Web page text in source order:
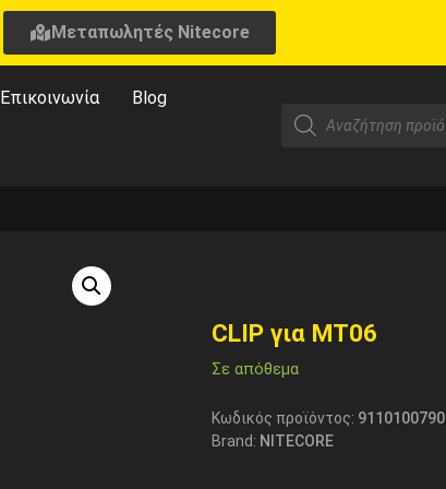
Μεταπωλητές Nitecore
Επικοινωνία Blog
CLIP για MT06
Σε απόθεμα
Κωδικός προϊόντος: 9110100790
Brand: NITECORE